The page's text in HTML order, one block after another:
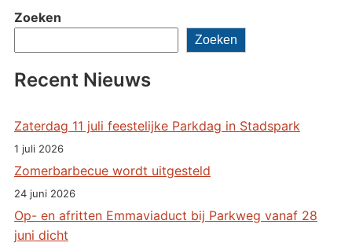
Zoeken
Zoeken
Recent Nieuws
Zaterdag 11 juli feestelijke Parkdag in Stadspark
1 juli 2026
Zomerbarbecue wordt uitgesteld
24 juni 2026
Op- en afritten Emmaviaduct bij Parkweg vanaf 28
juni dicht